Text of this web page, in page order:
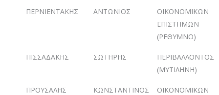
ΠΕΡΝΙΕΝΤΑΚΗΣ ΑΝΤΩΝΙΟΣ
ΟΙΚΟΝΟΜΙΚΩΝ
ΕΠΙΣΤΗΜΩΝ
(ΡΕΘΥΜΝΟ)
ΠΙΣΣΑΔΑΚΗΣ ΣΩΤΗΡΗΣ
ΠΕΡΙΒΑΛΛΟΝΤΟΣ
(ΜΥΤΙΛΗΝΗ)
ΠΡΟΥΣΑΛΗΣ ΚΩΝΣΤΑΝΤΙΝΟΣ
ΟΙΚΟΝΟΜΙΚΩΝ